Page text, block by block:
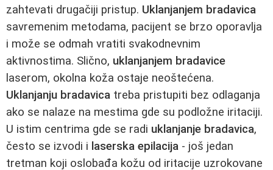
zahtevati drugačiji pristup. Uklanjanjem bradavica
savremenim metodama, pacijent se brzo oporavlja
i može se odmah vratiti svakodnevnim
aktivnostima. Slično, uklanjanjem bradavice
laserom, okolna koža ostaje neoštećena.
Uklanjanju bradavica treba pristupiti bez odlaganja
ako se nalaze na mestima gde su podložne iritaciji.
U istim centrima gde se radi uklanjanje bradavica,
često se izvodi i laserska epilacija - još jedan
tretman koji oslobađa kožu od iritacije uzrokovane